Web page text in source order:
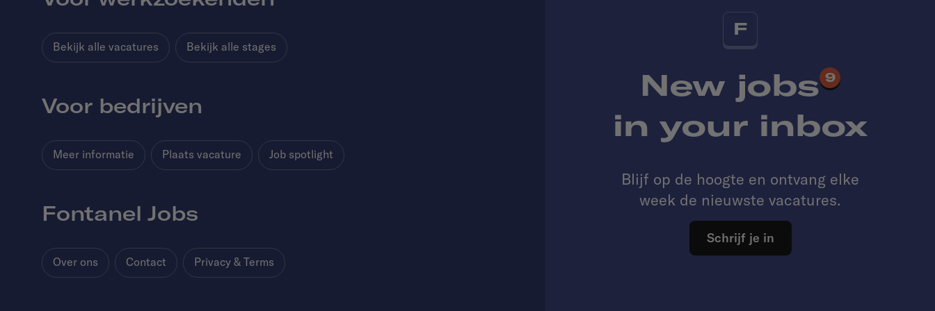
F
New jobs 9
in your inbox
Blijf op de hoogte en ontvang elke
week de nieuwste vacatures.
Schrijf je in
Bekijk alle vacatures Bekijk alle stages
Voor bedrijven
Meer informatie Plaats vacature Job spotlight
Fontanel Jobs
Over ons Contact Privacy & Terms